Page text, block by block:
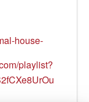
house-
playlist?